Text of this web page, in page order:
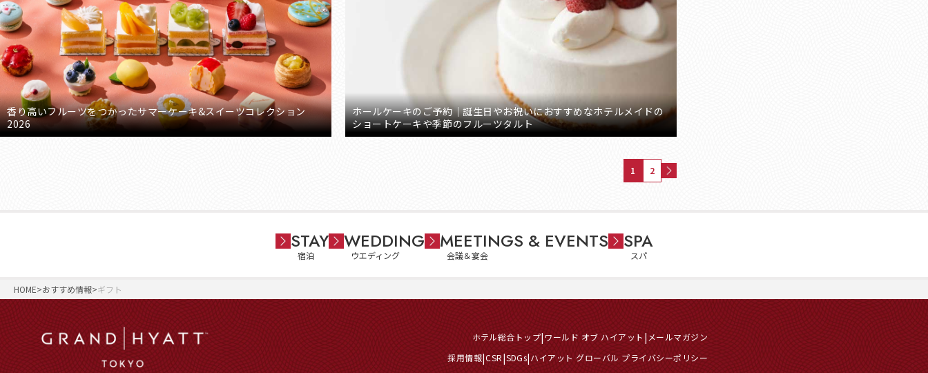
香り高いフルーツをつかったサマーケーキ&スイーツコレクション
2026
ホールケーキのご予約｜誕生日やお祝いにおすすめなホテルメイドの
ショートケーキや季節のフルーツタルト
1 2
STAY
宿泊
WEDDING
ウエディング
MEETINGS & EVENTS
会議＆宴会
SPA
スパ
HOME おすすめ情報 ギフト
ホテル総合トップ ワールド オブ ハイアット
メールマガジン
採用情報 CSR SDGs ハイアット グローバル プライバシーポリシー